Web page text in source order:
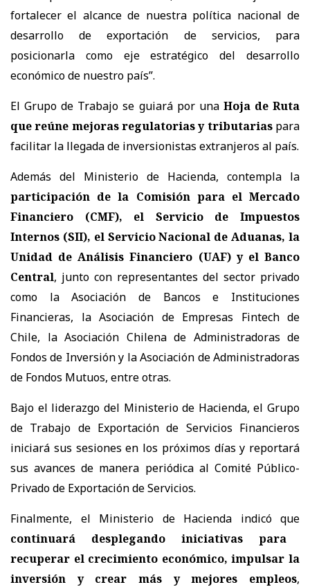
fortalecer el alcance de nuestra política nacional de
desarrollo de exportación de servicios, para
posicionarla como eje estratégico del desarrollo
económico de nuestro país”.
El Grupo de Trabajo se guiará por una Hoja de Ruta
que reúne mejoras regulatorias y tributariaspara
facilitar la llegada de inversionistas extranjeros al país.
Además del Ministerio de Hacienda, contempla la
participación de la Comisión para el Mercado
Financiero (CMF), el Servicio de Impuestos
Internos (SII), el Servicio Nacional de Aduanas, la
Unidad de Análisis Financiero (UAF) y el Banco
Central, junto con representantes del sector privado
como la Asociación de Bancos e Instituciones
Financieras, la Asociación de Empresas Fintech de
Chile, la Asociación Chilena de Administradoras de
Fondos de Inversión y la Asociación de Administradoras
de Fondos Mutuos, entre otras.
Bajo el liderazgo del Ministerio de Hacienda, el Grupo
de Trabajo de Exportación de Servicios Financieros
iniciará sus sesiones en los próximos días y reportará
sus avances de manera periódica al Comité Público-
Privado de Exportación de Servicios.
Finalmente, el Ministerio de Hacienda indicó que
continuará desplegando iniciativas para
recuperar el crecimiento económico, impulsar la
inversión y crear más y mejores empleos,